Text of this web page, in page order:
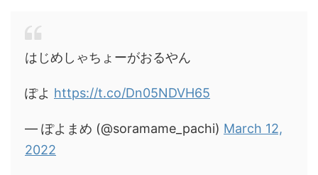
はじめしゃちょーがおるやん
ぽよ https://t.co/Dn05NDVH65
— ぽよまめ (@soramame_pachi) March 12,
2022